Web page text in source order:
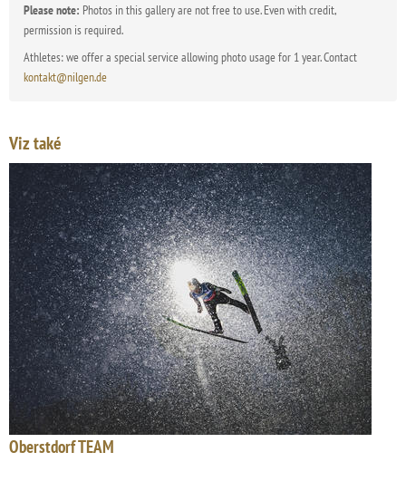
Please note: Photos in this gallery are not free to use. Even with credit,
permission is required.
Athletes: we offer a special service allowing photo usage for 1 year. Contact
kontakt@nilgen.de
Viz také
Oberstdorf TEAM